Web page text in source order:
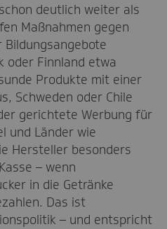
deutlich weiter als
Maßnahmen gegen
Bildungsangebote
oder Finnland etwa
Produkte mit einer
Schweden oder Chile
gerichtete Werbung für
und Länder wie
Hersteller besonders
– wenn
in die Getränke
Das ist
– und entspricht